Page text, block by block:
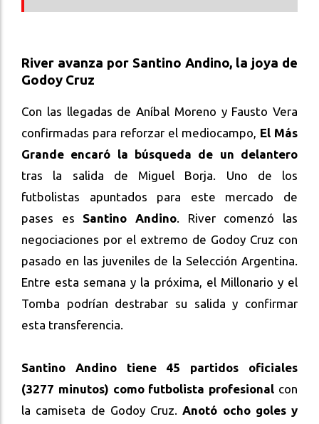
River avanza por Santino Andino, la joya de
Godoy Cruz
Con las llegadas de Aníbal Moreno y Fausto Vera
confirmadas para reforzar el mediocampo, El Más
Grande encaró la búsqueda de un delantero
tras la salida de Miguel Borja. Uno de los
futbolistas apuntados para este mercado de
pases es Santino Andino. River comenzó las
negociaciones por el extremo de Godoy Cruz con
pasado en las juveniles de la Selección Argentina.
Entre esta semana y la próxima, el Millonario y el
Tomba podrían destrabar su salida y confirmar
esta transferencia.
Santino Andino tiene 45 partidos oficiales
(3277 minutos) como futbolista profesional con
la camiseta de Godoy Cruz.Anotó ocho goles y